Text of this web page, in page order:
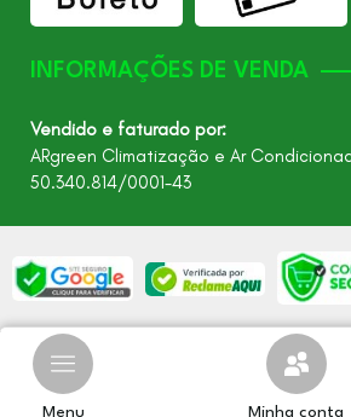
Menu Minha conta
INFORMAÇÕES DE VENDA
Vendido e faturado por:
ARgreen Climatização e Ar
50.340.814/0001-43
©2026 - Todos os direitos reservados –
24.849.649/0001-40